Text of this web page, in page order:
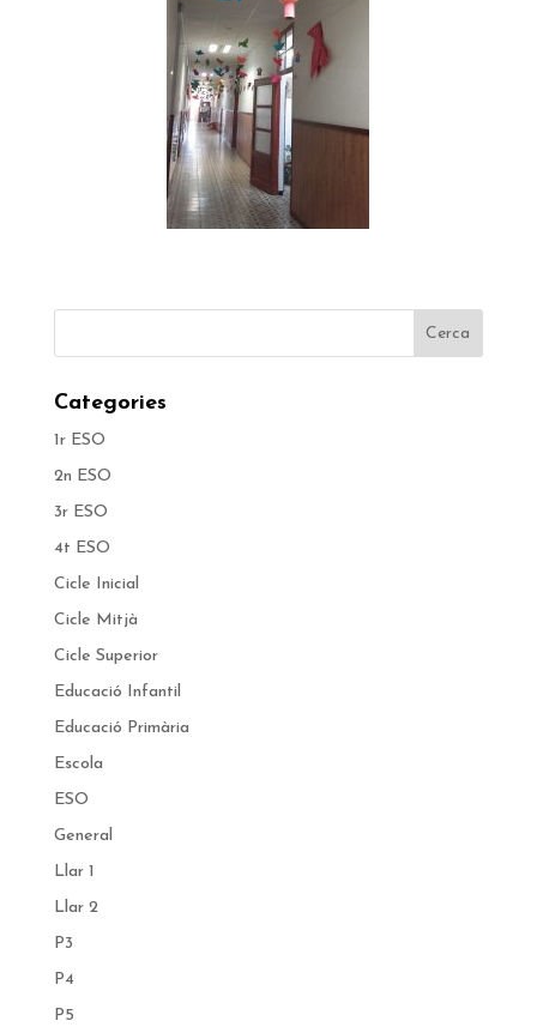
Categories
1r ESO
2n ESO
3r ESO
4t ESO
Cicle Inicial
Cicle Mitjà
Cicle Superior
Educació Infantil
Educació Primària
Escola
ESO
General
Llar 1
Llar 2
P3
P4
P5